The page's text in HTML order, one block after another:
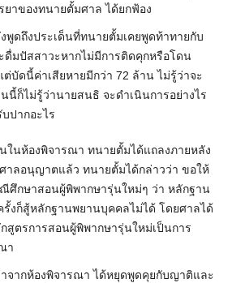
าของทนายตั้มศาล ได้ยกฟ้อง
พูดถึงประเด็นที่ทนายตั้มเคยพูดท้าทายกับ
ดื่มปัสสาวะหากไม่มีการติดคุกหรือโดน
บัดนี้ค่าเสียหายมีกว่า 72 ล้าน ไม่รู้ว่าจะ
นี้ก็ไม่รู้ว่านายสนธิ จะดำเนินการอย่างไร
ปากอะไร
ในห้องพิจารณา ทนายตั้มได้แถลงภายหลัง
าลอนุญาตแล้ว ทนายตั้มได้กล่าวว่า ขอให้
ศึกษาสอนผู้พิพากษารุ่นใหม่ๆ ว่า หลักฐาน
งก็สู้หลักฐานพยานบุคคลไม่ได้ โดยศาลได้
สูตรการสอนผู้พิพากษารุ่นใหม่เป็นการ
า
จากห้องพิจารณา ได้หยุดพูดคุยกับญาติและ